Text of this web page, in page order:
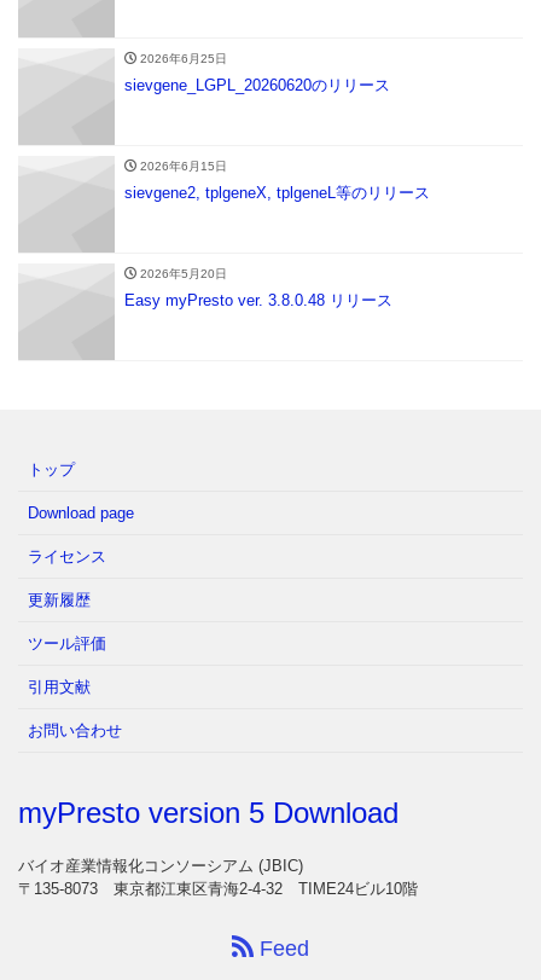
2026年6月25日
sievgene_LGPL_20260620のリリース
2026年6月15日
sievgene2, tplgeneX, tplgeneL等のリリース
2026年5月20日
Easy myPresto ver. 3.8.0.48 リリース
トップ
Download page
ライセンス
更新履歴
ツール評価
引用文献
お問い合わせ
myPresto version 5 Download
バイオ産業情報化コンソーシアム (JBIC)
〒135-8073 東京都江東区青海2-4-32 TIME24ビル10階
Feed